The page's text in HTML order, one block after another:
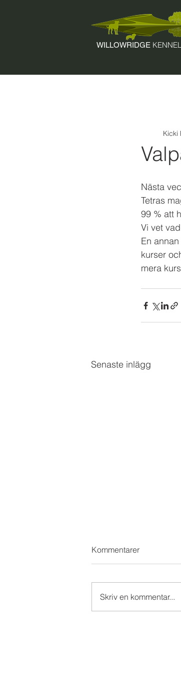
WILLOWRIDGE KENNEL
Kicki
Nästa
Tetras
99 % att
Vi vet
En
kurser
mera
Senaste inlägg
Kommentarer
Skriv en kommentar...